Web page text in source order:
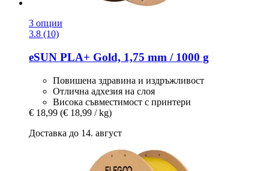
3 опции
3.8 (10)
eSUN PLA+ Gold, 1,75 mm / 1000 g
Повишена здравина и издръжливост
Отлична адхезия на слоя
Висока съвместимост с принтери
€ 18,99 (€ 18,99 / kg)
Доставка до 14. август